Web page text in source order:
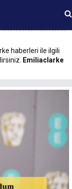
haberleri ile ilgili
Emiliaclarke